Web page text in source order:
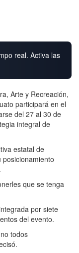
real. Activa las
Arte y Recreación,
participará en el
del 27 al 30 de
integral de
estatal de
que se tenga
por siete
del evento.
todos